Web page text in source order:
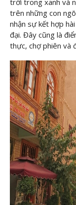
trên những con
nhận sự kết hợp
đại. Đây cũng là
thực, chợ phiên và